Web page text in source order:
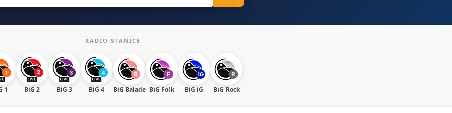
RADIO STANICE
1 BiG 2 BiG 3 BiG 4 BiG Balade BiG Folk BiG iG BiG Rock